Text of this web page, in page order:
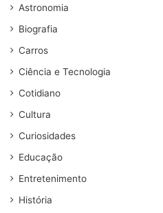
Astronomia
Biografia
Carros
Ciência e Tecnologia
Cotidiano
Cultura
Curiosidades
Educação
Entretenimento
História